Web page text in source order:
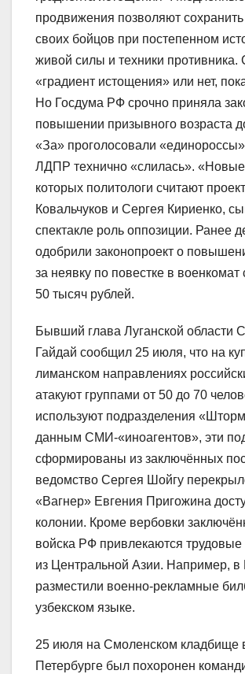
продвижения позволяют
своих бойцов при постепенном
живой силы и техники противника.
«градиент истощения» или нет,
Но Госдума РФ срочно приняла
повышении призывного возраста
«За» проголосовали
ЛДПР технично «слилась».
которых политологи считают
Ковальчуков и Сергея Кириенко,
спектакле роль оппозиции. Ранее
одобрили законопроект о
за неявку по повестке в военкомат
50 тысяч рублей.
Бывший глава Луганской области
Гайдай сообщил 25 июля, что на
лиманском направлениях
атакуют группами от 50 до 70
используют подразделения
данным СМИ-«иноагентов», эти
сформированы из заключённых
ведомство Сергея Шойгу
«Вагнер» Евгения Пригожина
колонии. Кроме вербовки
войска РФ привлекаются трудовые
из Центральной Азии. Например, в
разместили военно-рекламные
узбекском языке.
25 июля на Смоленском кладбище
Петербурге был похоронен